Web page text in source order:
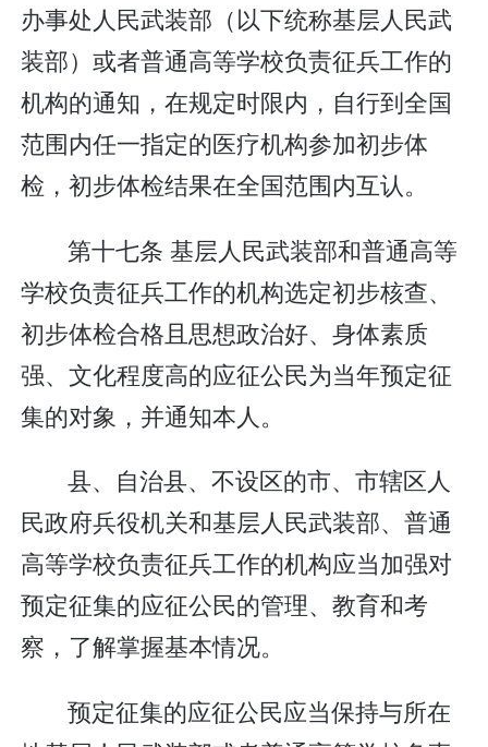
办事处人民武装部（以下统称基层人民武
装部）或者普通高等学校负责征兵工作的
机构的通知，在规定时限内，自行到全国
范围内任一指定的医疗机构参加初步体
检，初步体检结果在全国范围内互认。
第十七条 基层人民武装部和普通高等
学校负责征兵工作的机构选定初步核查、
初步体检合格且思想政治好、身体素质
强、文化程度高的应征公民为当年预定征
集的对象，并通知本人。
县、自治县、不设区的市、市辖区人
民政府兵役机关和基层人民武装部、普通
高等学校负责征兵工作的机构应当加强对
预定征集的应征公民的管理、教育和考
察，了解掌握基本情况。
预定征集的应征公民应当保持与所在